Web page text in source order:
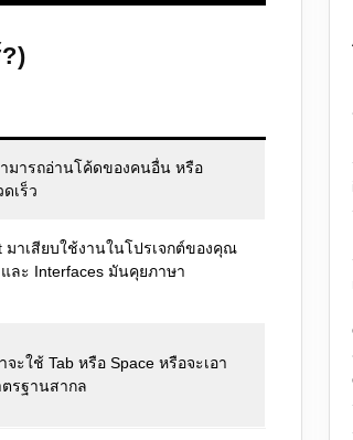
มารถอ่านโค้ดของคนอื่น หรือ
เร็ว
มาเสียบใช้งานในโปรเจกต์ของคุณ
ละ Interfaces มันคุยภาษา
ะใช้ Tab หรือ Space หรือจะเอา
ตรฐานสากล